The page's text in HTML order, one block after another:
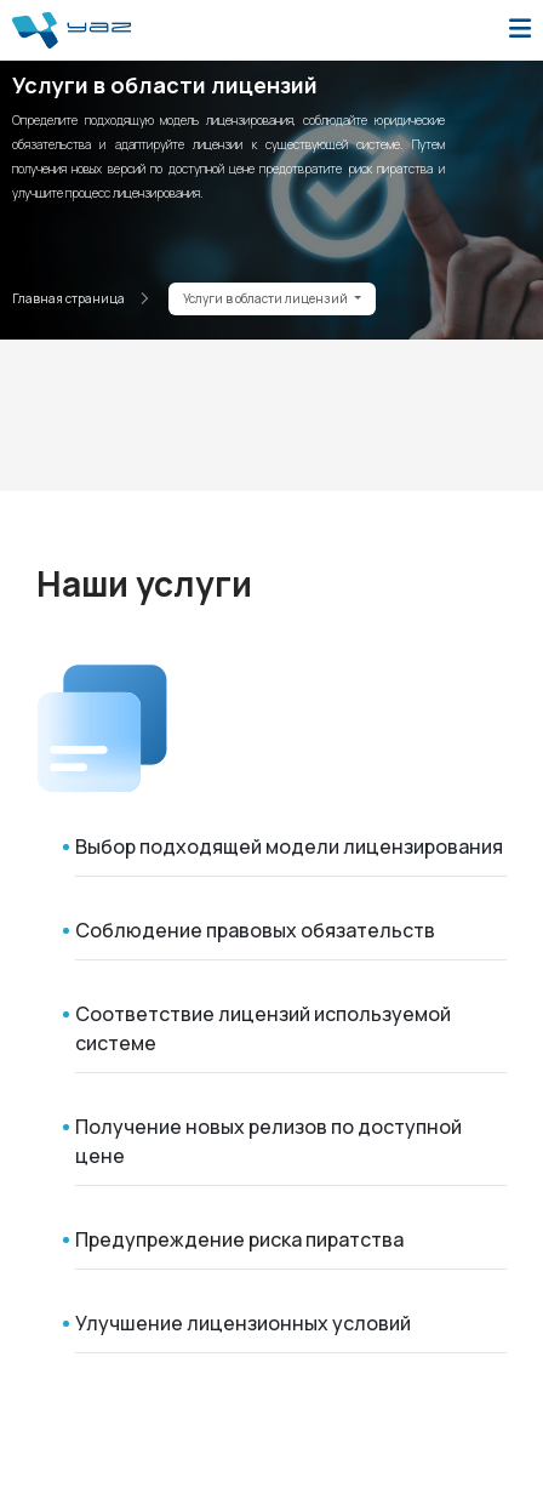
Услуги в области лицензий
Определите подходящую модель лицензирования, соблюдайте юридические
обязательства и адаптируйте лицензии к существующей системе. Путем
получения новых версий по доступной цене предотвратите риск пиратства и
улучшите процесс лицензирования.
Главная страница Услуги в области лицензий
Наши услуги
Выбор подходящей модели лицензирования
Соблюдение правовых обязательств
Соответствие лицензий используемой
системе
Получение новых релизов по доступной
цене
Предупреждение риска пиратства
Улучшение лицензионных условий